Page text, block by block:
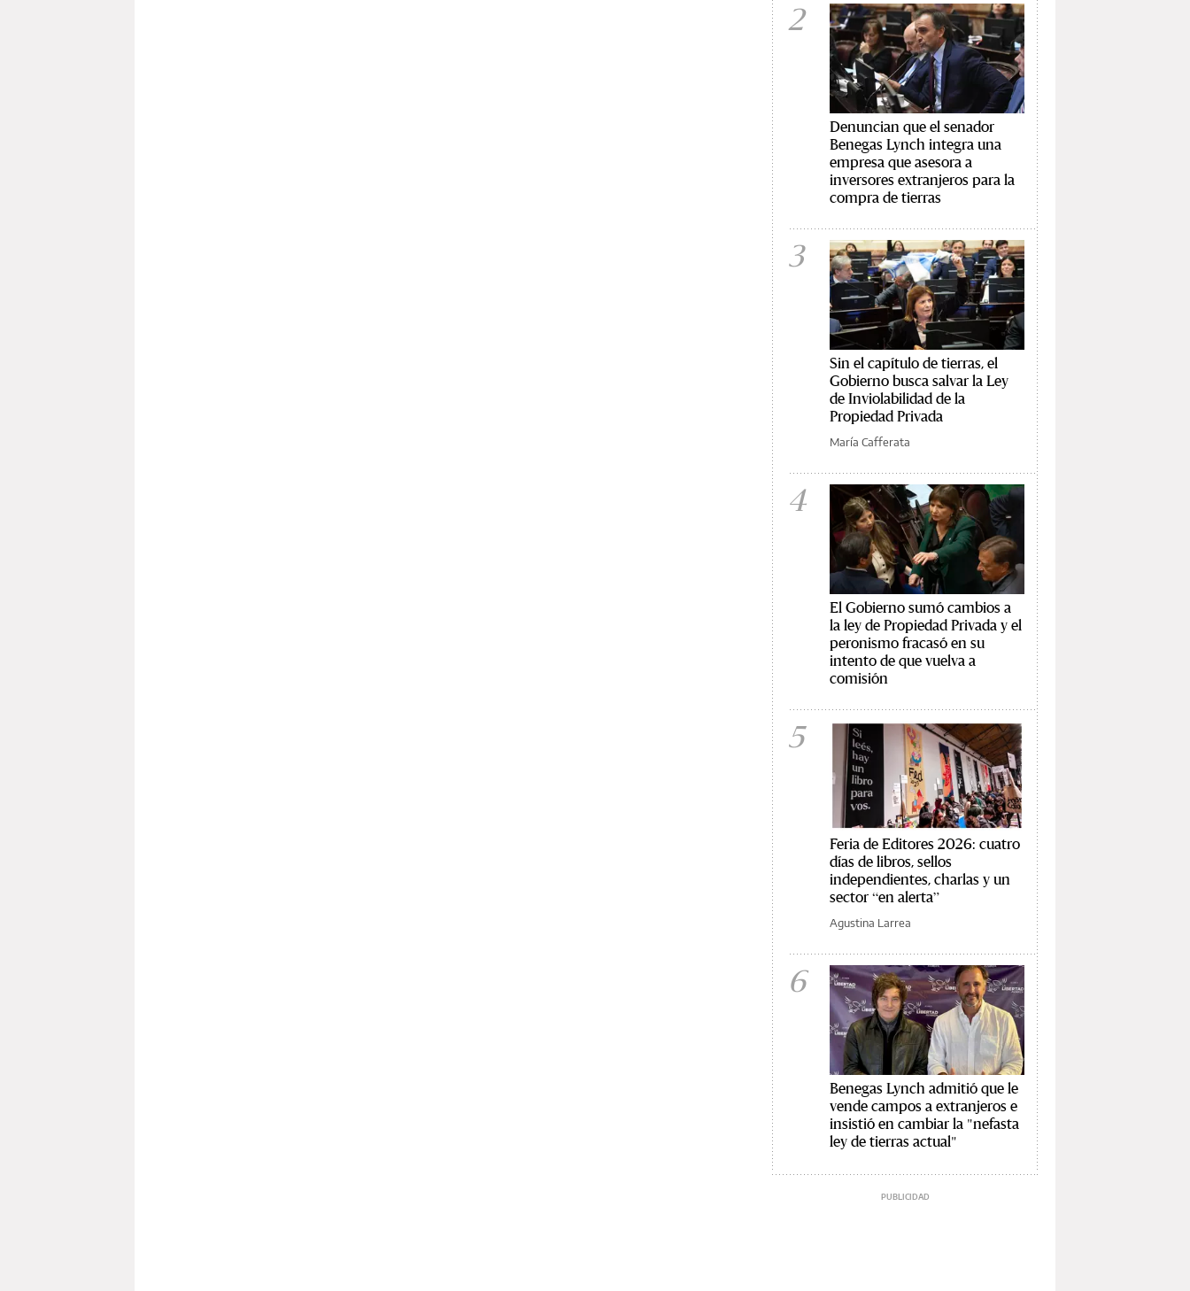
2
Denuncian que el senador
Benegas Lynch integra una
empresa que asesora a
inversores extranjeros para la
compra de tierras
3
Sin el capítulo de tierras, el
Gobierno busca salvar la Ley
de Inviolabilidad de la
Propiedad Privada
María Cafferata
4
El Gobierno sumó cambios a
la ley de Propiedad Privada y el
peronismo fracasó en su
intento de que vuelva a
comisión
5
Feria de Editores 2026: cuatro
días de libros, sellos
independientes, charlas y un
sector “en alerta”
Agustina Larrea
6
Benegas Lynch admitió que le
vende campos a extranjeros e
insistió en cambiar la "nefasta
ley de tierras actual"